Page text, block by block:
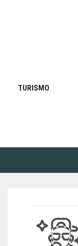
TURISMO